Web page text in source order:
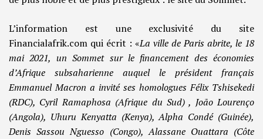
L’information est une exclusivité du site
Financialafrik.com qui écrit : «La ville de Paris abrite, le 18
mai 2021, un Sommet sur le financement des économies
d’Afrique subsaharienne auquel le président français
Emmanuel Macron a invité ses homologues Félix Tshisekedi
(RDC), Cyril Ramaphosa (Afrique du Sud) , João Lourenço
(Angola), Uhuru Kenyatta (Kenya), Alpha Condé (Guinée),
Denis Sassou Nguesso (Congo), Alassane Ouattara (Côte